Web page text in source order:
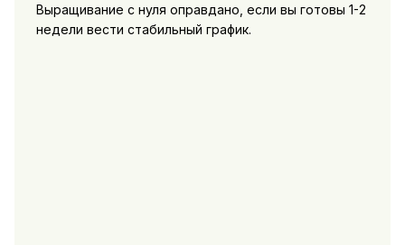
Выращивание с нуля оправдано, если вы готовы 1-2
недели вести стабильный график.